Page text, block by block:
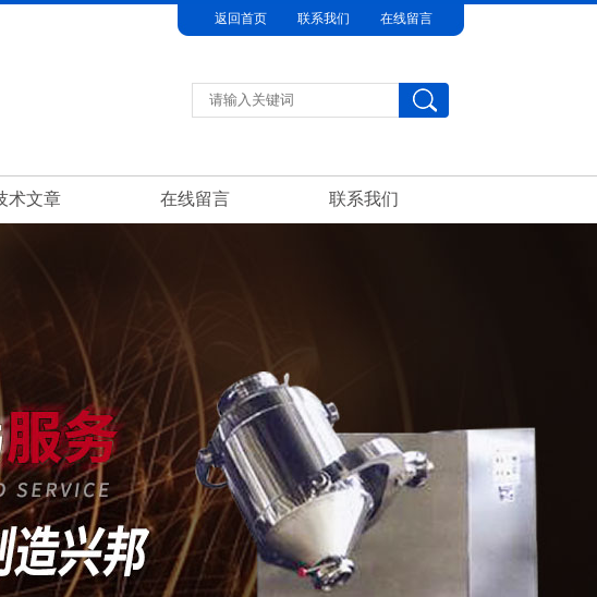
返回首页 联系我们 在线留言
术文章 在线留言 联系我们